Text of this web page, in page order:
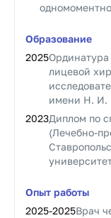
Образование
2025
лицевой
имени Н. И.
2023Диплом по
(Лечебно-
Опыт работы
2025-2025Врач